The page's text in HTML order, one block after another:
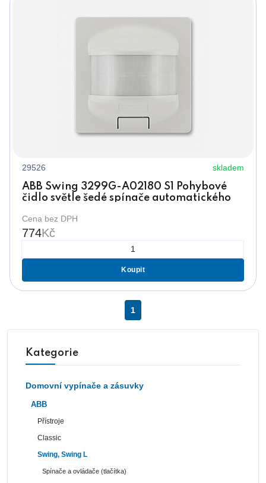
29526 skladem
ABB Swing 3299G-A02180 S1 Pohybové
čidlo světle šedé spínače automatického
Cena bez DPH
774Kč
Koupit
1
Kategorie
Domovní vypínače a zásuvky
ABB
Přístroje
Classic
Swing, Swing L
Spínače a ovládače (tlačítka)